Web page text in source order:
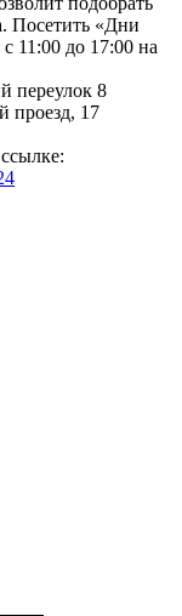
Посетить «Дни
11:00 до 17:00 на
переулок 8
проезд, 17